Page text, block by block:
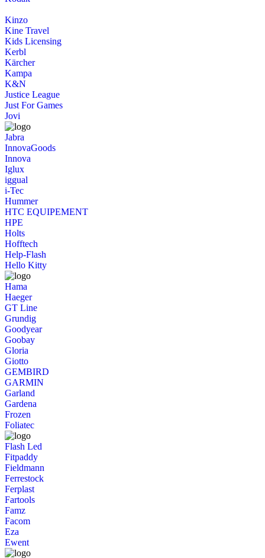
Kinzo
Kine Travel
Kids Licensing
Kerbl
Kärcher
Kampa
K&N
Justice League
Just For Games
Jovi
Jabra
InnovaGoods
Innova
Iglux
iggual
i-Tec
Hummer
HTC EQUIPEMENT
HPE
Holts
Hofftech
Help-Flash
Hello Kitty
Hama
Haeger
GT Line
Grundig
Goodyear
Goobay
Gloria
Giotto
GEMBIRD
GARMIN
Garland
Gardena
Frozen
Foliatec
Flash Led
Fitpaddy
Fieldmann
Ferrestock
Ferplast
Fartools
Famz
Facom
Eza
Ewent